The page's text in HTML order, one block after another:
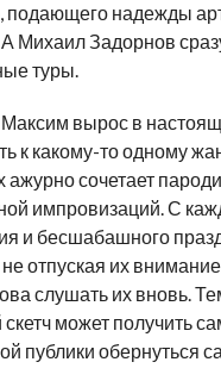
подающего надежды
Михаил Задорнов
туры.
вырос в
к какому-то одному
ажурно сочетает
импровизаций. С
и бесшабашного
отпуская их
слушать их вновь.
может получить
публики